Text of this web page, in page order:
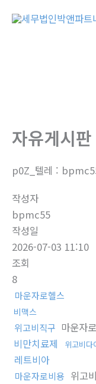
자유게시판
p0Z_텔레 :
작성자
bpmc55
작성일
2026-07-03 11:10
조회
8
마운자로헬스
비맥스
위고비직구 마운자
비만치료제 위고비다
레트비아
마운자로비용 위고